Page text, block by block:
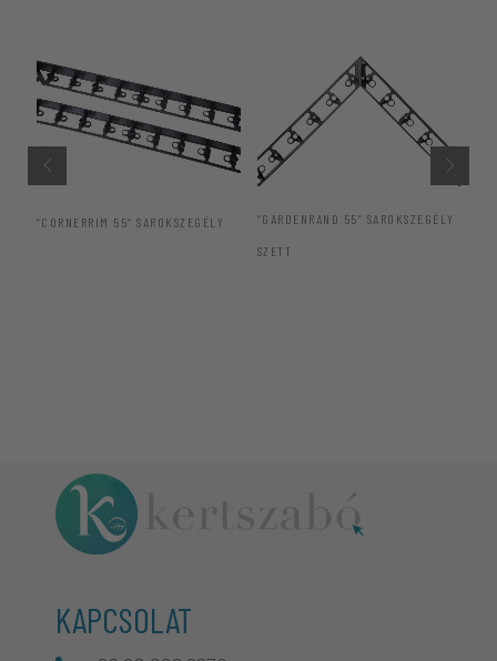
“CORNERRIM 55” SAROKSZEGÉLY “GARDENRAND 55” SAROKSZEGÉLY
SZETT
KAPCSOLAT